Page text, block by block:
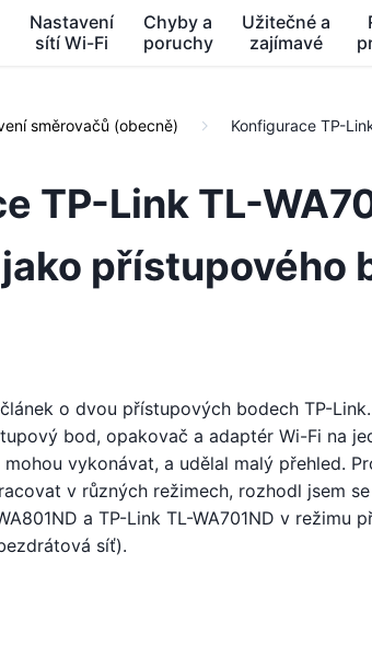
Nastavení
sítí Wi-Fi
Chyby a
poruchy
Užitečné a
zajímavé
směrovačů (obecně) Konfigurace TP-
TP-Link TL-
přístupového
o dvou přístupových bodech TP-
bod, opakovač a adaptér Wi-Fi na
vykonávat, a udělal malý přehled.
v různých režimech, rozhodl jsem
a TP-Link TL-WA701ND v
síť).